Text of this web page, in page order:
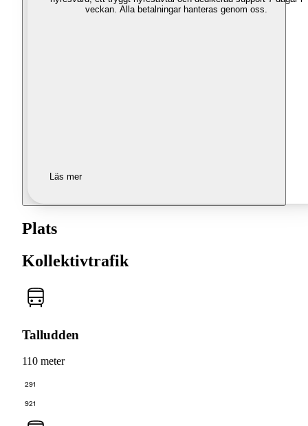
veckan. Alla betalningar hanteras genom oss.
Läs mer
Plats
Kollektivtrafik
Talludden
110 meter
291
921